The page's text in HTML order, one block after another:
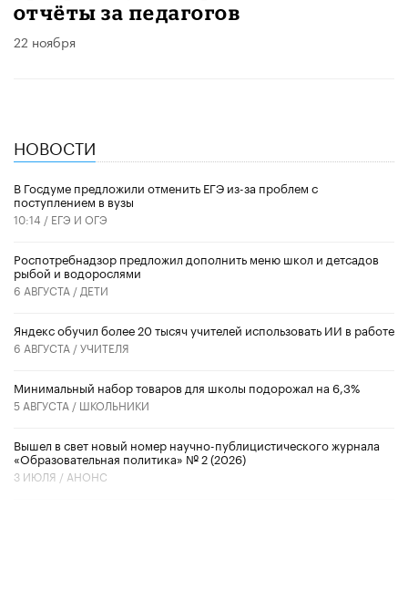
отчёты за педагогов
22 ноября
НОВОСТИ
В Госдуме предложили отменить ЕГЭ из-за проблем с
поступлением в вузы
10:14 / ЕГЭ И ОГЭ
Роспотребнадзор предложил дополнить меню школ и детсадов
рыбой и водорослями
6 АВГУСТА / ДЕТИ
​Яндекс обучил более 20 тысяч учителей использовать ИИ в работе
6 АВГУСТА /УЧИТЕЛЯ
Минимальный набор товаров для школы подорожал на 6,3%
5 АВГУСТА / ШКОЛЬНИКИ
Вышел в свет новый номер научно-публицистического журнала
«Образовательная политика» № 2 (2026)
3 ИЮЛЯ / АНОНС